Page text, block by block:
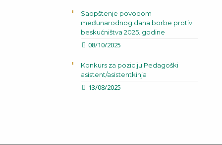
Saopštenje povodom
međunarodnog dana borbe protiv
beskućništva 2025. godine
08/10/2025
Konkurs za poziciju Pedagoški
asistent/asistentkinja
13/08/2025